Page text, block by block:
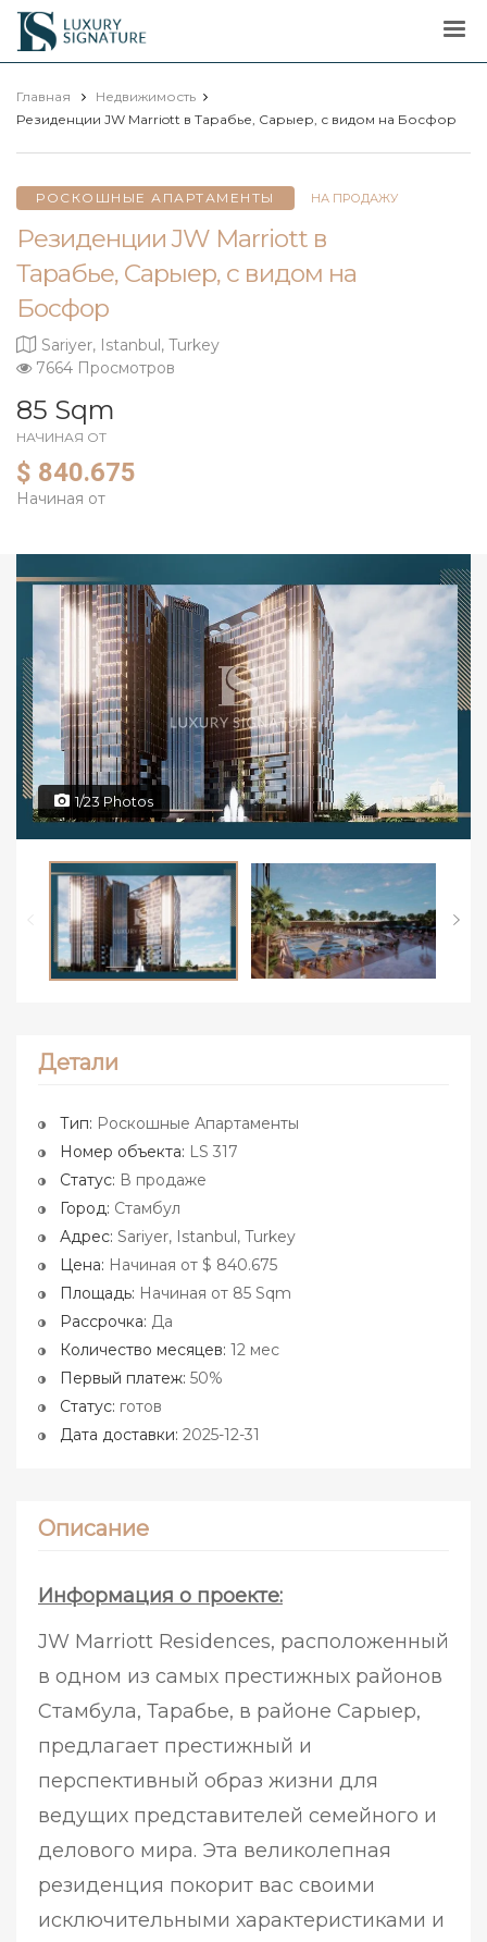
Luxury
Signature
Главная
Недвижимость
Резиденции JW Marriott в Тарабье, Сарыер, с видом на Босфор
РОСКОШНЫЕ АПАРТАМЕНТЫ НА ПРОДАЖУ
Резиденции JW Marriott в
Тарабье, Сарыер, с видом на
Босфор
Sariyer, Istanbul, Turkey
7664 Просмотров
85 Sqm
НАЧИНАЯ ОТ
$ 840.675
Начиная от
1/23 Photos
Детали
Тип: Роскошные Апартаменты
Номер объекта: LS 317
Статус: В продаже
Город: Стамбул
Адрес: Sariyer, Istanbul, Turkey
Цена: Начиная от $ 840.675
Площадь: Начиная от 85 Sqm
Рассрочка: Да
Количество месяцев: 12 мес
Первый платеж: 50%
Статус: готов
Дата доставки: 2025-12-31
Описание
Информация о проекте:
JW Marriott Residences, расположенный
в одном из самых престижных районов
Стамбула, Тарабье, в районе Сарыер,
предлагает престижный и
перспективный образ жизни для
ведущих представителей семейного и
делового мира. Эта великолепная
резиденция покорит вас своими
исключительными характеристиками и